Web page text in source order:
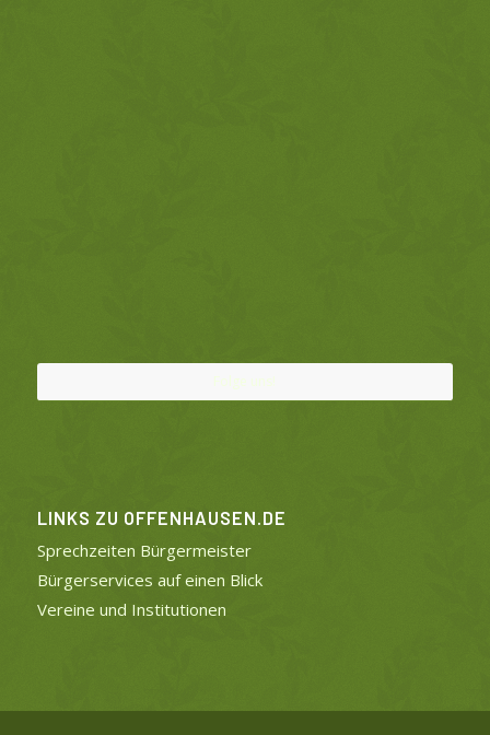
Folge uns!
LINKS ZU OFFENHAUSEN.DE
Sprechzeiten Bürgermeister
Bürgerservices auf einen Blick
Vereine und Institutionen